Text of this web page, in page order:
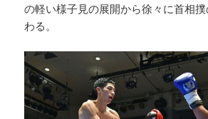
の軽い様子見の展開から徐々に首相
わる。